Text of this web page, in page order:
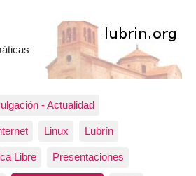
- Actualidad
Linux Lubrín
Libre Presentaciones